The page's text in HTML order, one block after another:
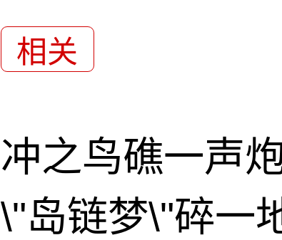
相关
冲之鸟礁一声
\"岛链梦\"碎一